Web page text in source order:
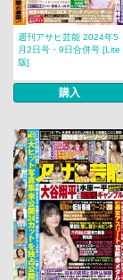
週刊アサヒ芸能 2024年5
月2日号・9日合併号 [Lite
版]
購入